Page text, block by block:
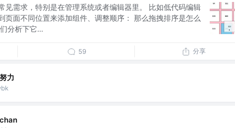
见需求，特别是在管理系统或者编辑器里。 比如低代码编辑
页面不同位置来添加组件、调整顺序： 那么拖拽排序是怎么
分析下它...
59 分享
力